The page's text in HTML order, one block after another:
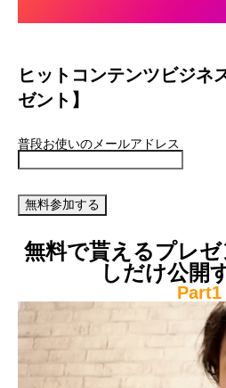
ヒットコンテンツビジネ
ゼント】
普段お使いのメールアドレス
無料で貰えるプレ
しだけ公開
Part1